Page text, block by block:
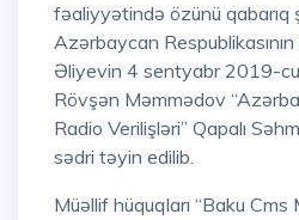
fəaliyyətində özünü qabarıq
Azərbaycan
Əliyevin 4 sentyabr 2019-cu
Rövşən Məmmədov
Radio Verilişləri” Qapalı
sədri təyin edilib.
Müəllif hüquqları “Baku Cms Media” tərəfindən